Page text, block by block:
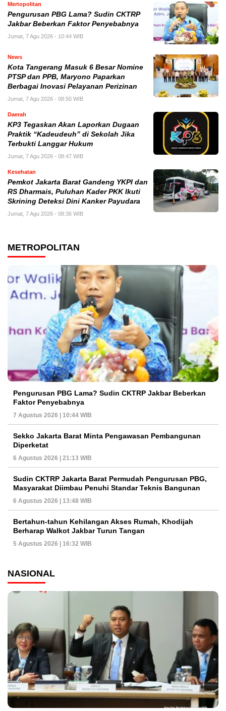
Mertopolitan
Pengurusan PBG Lama? Sudin CKTRP
Jakbar Beberkan Faktor Penyebabnya
Jumat, 7 Agu 2026 - 10:44 WIB
News
Kota Tangerang Masuk 6 Besar Nomine
PTSP dan PPB, Maryono Paparkan
Berbagai Inovasi Pelayanan Perizinan
Jumat, 7 Agu 2026 - 08:50 WIB
Daerah
KP3 Tegaskan Akan Laporkan Dugaan
Praktik “Kadeudeuh” di Sekolah Jika
Terbukti Langgar Hukum
Jumat, 7 Agu 2026 - 08:47 WIB
Kesehatan
Pemkot Jakarta Barat Gandeng YKPI dan
RS Dharmais, Puluhan Kader PKK Ikuti
Skrining Deteksi Dini Kanker Payudara
Jumat, 7 Agu 2026 - 08:36 WIB
METROPOLITAN
Pengurusan PBG Lama? Sudin CKTRP Jakbar Beberkan
Faktor Penyebabnya
7 Agustus 2026 | 10:44 WIB
Sekko Jakarta Barat Minta Pengawasan Pembangunan
Diperketat
6 Agustus 2026 | 21:13 WIB
Sudin CKTRP Jakarta Barat Permudah Pengurusan PBG,
Masyarakat Diimbau Penuhi Standar Teknis Bangunan
6 Agustus 2026 | 13:48 WIB
Bertahun-tahun Kehilangan Akses Rumah, Khodijah
Berharap Walkot Jakbar Turun Tangan
5 Agustus 2026 | 16:32 WIB
NASIONAL